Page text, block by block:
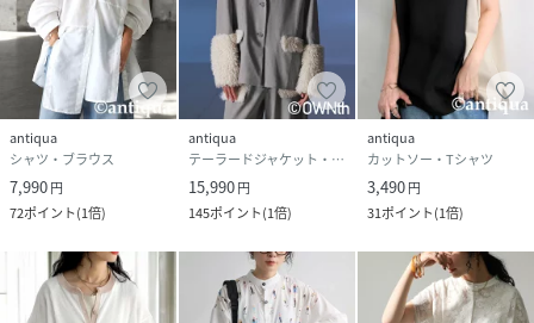
antiqua
シャツ・ブラウス
7,990円
72ポイント(1倍)
antiqua
テーラードジャケット・ブレザー
15,990円
145ポイント(1倍)
antiqua
カットソー・Tシャツ
3,490円
31ポイント(1倍)